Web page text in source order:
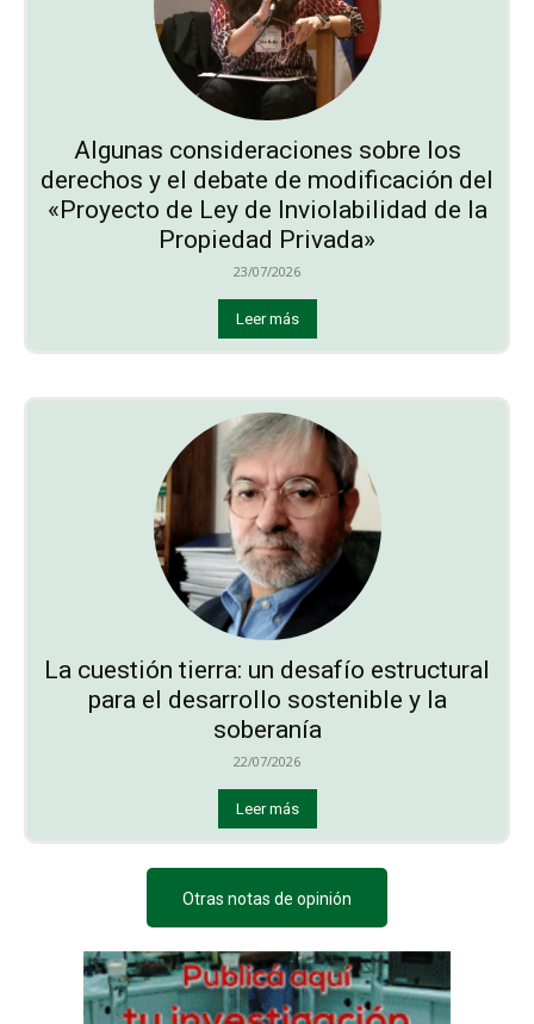
Algunas consideraciones sobre los
derechos y el debate de modificación del
«Proyecto de Ley de Inviolabilidad de la
Propiedad Privada»
23/07/2026
Leer más
La cuestión tierra: un desafío estructural
para el desarrollo sostenible y la
soberanía
22/07/2026
Leer más
Otras notas de opinión